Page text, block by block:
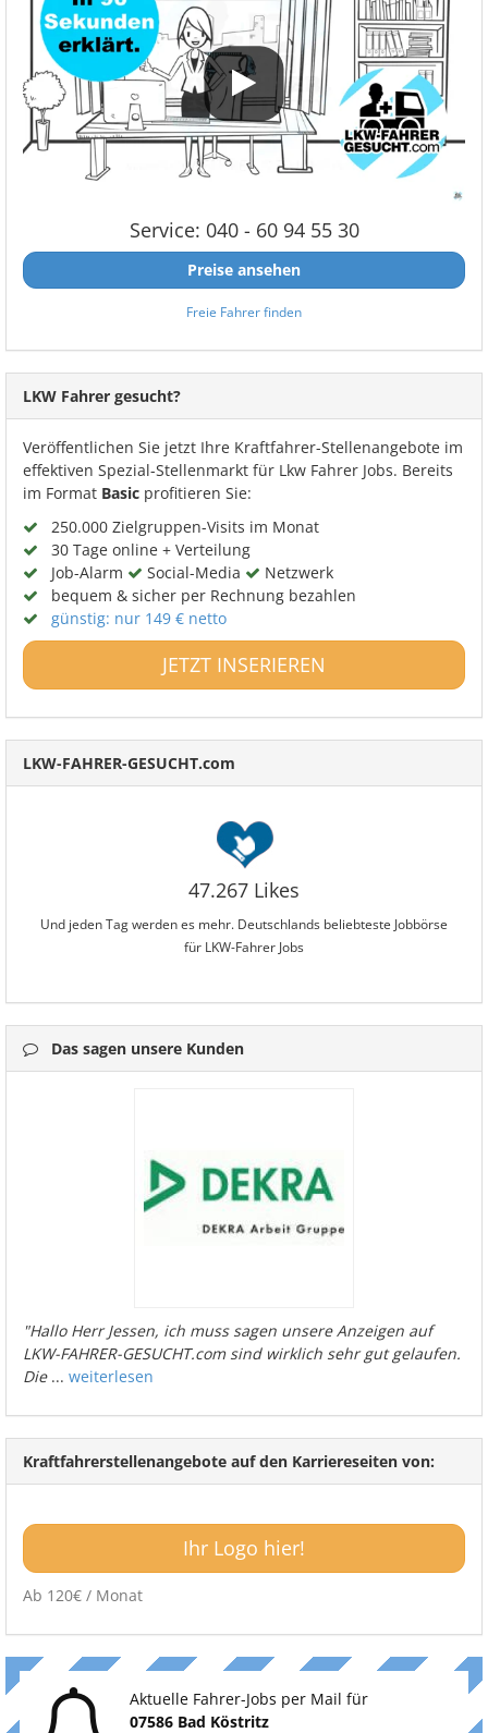
Service: 040 - 60 94 55 30
Preise ansehen
Freie Fahrer finden
LKW Fahrer gesucht?
Veröffentlichen Sie jetzt Ihre Kraftfahrer-Stellenangebote im
effektiven Spezial-Stellenmarkt für Lkw Fahrer Jobs. Bereits
im Format Basic profitieren Sie:
250.000 Zielgruppen-Visits im Monat
30 Tage online + Verteilung
Job-Alarm
Social-Media
Netzwerk
bequem & sicher per Rechnung bezahlen
günstig: nur 149 € netto
JETZT INSERIEREN
LKW-FAHRER-GESUCHT.com
47.267 Likes
Und jeden Tag werden es mehr. Deutschlands beliebteste Jobbörse
für LKW-Fahrer Jobs
Das sagen unsere Kunden
"Hallo Herr Jessen, ich muss sagen unsere Anzeigen auf
LKW-FAHRER-GESUCHT.com sind wirklich sehr gut gelaufen.
Die... weiterlesen
Kraftfahrerstellenangebote auf den Karriereseiten von:
Ihr Logo hier!
Ab 120€ / Monat
Aktuelle Fahrer-Jobs per Mail für
07586 Bad Köstritz